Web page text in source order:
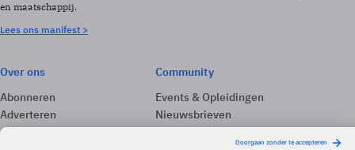
en maatschappij.
Lees ons manifest >
Over ons
Abonneren
Adverteren
Contact
Community
Events & Opleidingen
Nieuwsbrieven
Vacatures